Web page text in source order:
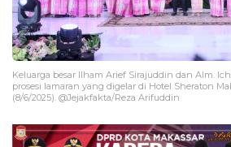
Keluarga besar Ilham Arief Sirajuddin dan Alm.
prosesi lamaran yang digelar di Hotel Sheraton
(8/6/2025). @Jejakfakta/Reza Arifuddin